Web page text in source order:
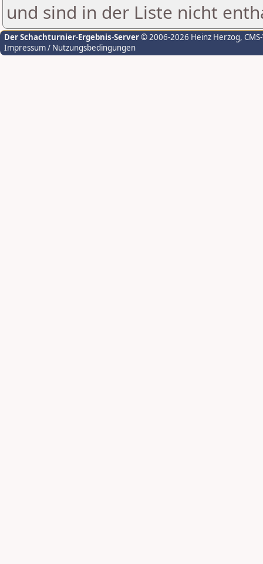
und sind in der Liste nicht
Der Schachturnier-Ergebnis-Server© 2006-2026 Heinz Herzog,
Impressum / Nutzungsbedingungen